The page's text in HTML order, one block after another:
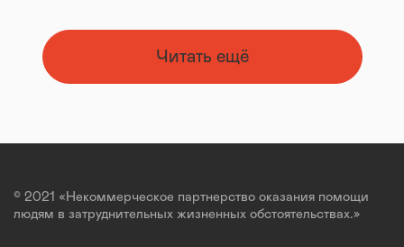
Читать ещё
© 2021 «Некоммерческое партнерство оказания помощи
людям в затруднительных жизненных обстоятельствах.»